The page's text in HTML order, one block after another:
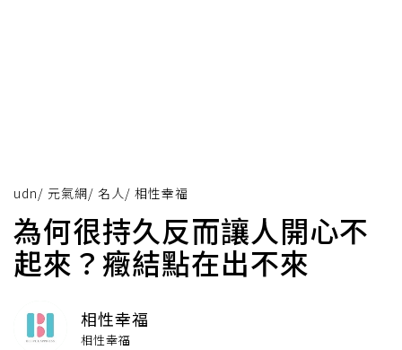
udn/ 元氣網/ 名人/ 相性幸福
為何很持久反而讓人開心不
起來？癥結點在出不來
相性幸福
相性幸福